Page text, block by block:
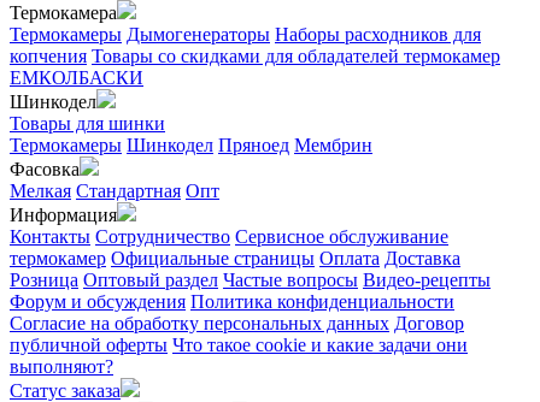
Термокамера
Термокамеры Дымогенераторы Наборы расходников для
копчения Товары со скидками для обладателей термокамер
ЕМКОЛБАСКИ
Шинкодел
Товары для шинки
Термокамеры Шинкодел Пряноед Мембрин
Фасовка
Мелкая Стандартная Опт
Информация
Контакты Сотрудничество Сервисное обслуживание
термокамер Официальные страницы Оплата Доставка
Розница Оптовый раздел Частые вопросы Видео-рецепты
Форум и обсуждения Политика конфиденциальности
Согласие на обработку персональных данных Договор
публичной оферты Что такое cookie и какие задачи они
выполняют?
Статус заказа